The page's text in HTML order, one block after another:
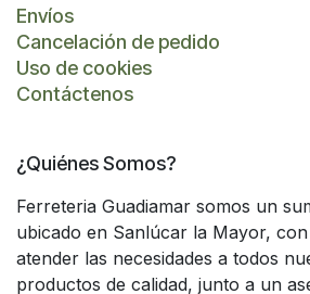
Envíos
Cancelación de pedido
Uso de cookies
Contáctenos
¿Quiénes Somos?
Ferreteria Guadiamar somos un
ubicado en Sanlúcar la Mayor,
atender las necesidades a todos
productos de calidad, junto a un